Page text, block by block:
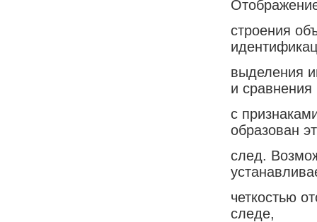
строения
выделения
и сравнения
с
образован
след.
четкостью
следе,